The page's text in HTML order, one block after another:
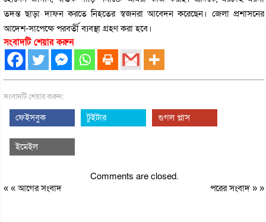
তদন্ত ছাড়া দাফন করতে নিহতের স্বজনরা আবেদন করেছেন। জেলা প্রশাসনের
আদেশ-সাপেক্ষে পরবর্তী ব্যবস্থা গ্রহণ করা হবে।
সংবাদটি শেয়ার করুন
সংবাদটি শেয়ার করুন:
ফেইসবুক টুইটার গুগল প্লাস
ইমেইল
Comments are closed.
« «আগের সংবাদ পরের সংবাদ» »